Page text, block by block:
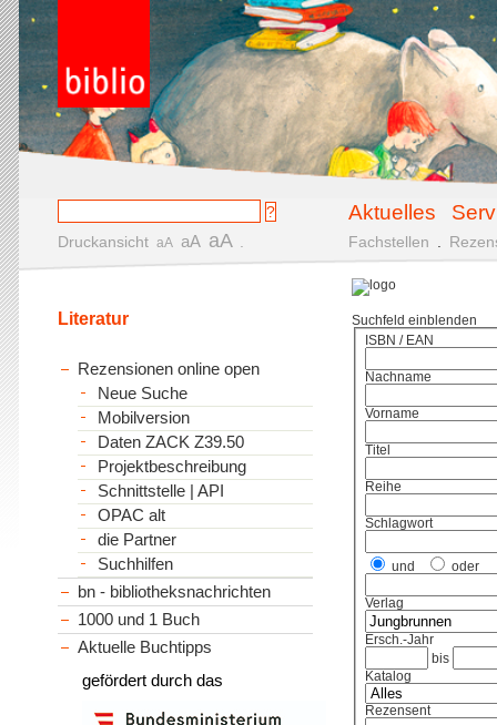
Aktuelles
Druckansicht aA aA aA Fachstellen
Suchfeld einblenden
ISBN / EAN
Nachname
Vorname
Titel
Reihe
Schlagwort
und oder
Verlag
Ersch.-Jahr
bis
Katalog
Rezensent
Literatur
Rezensionen online open
Neue Suche
Mobilversion
Daten ZACK Z39.50
Projektbeschreibung
Schnittstelle | API
OPAC alt
die Partner
Suchhilfen
bn - bibliotheksnachrichten
1000 und 1 Buch
Aktuelle Buchtipps
gefördert durch das